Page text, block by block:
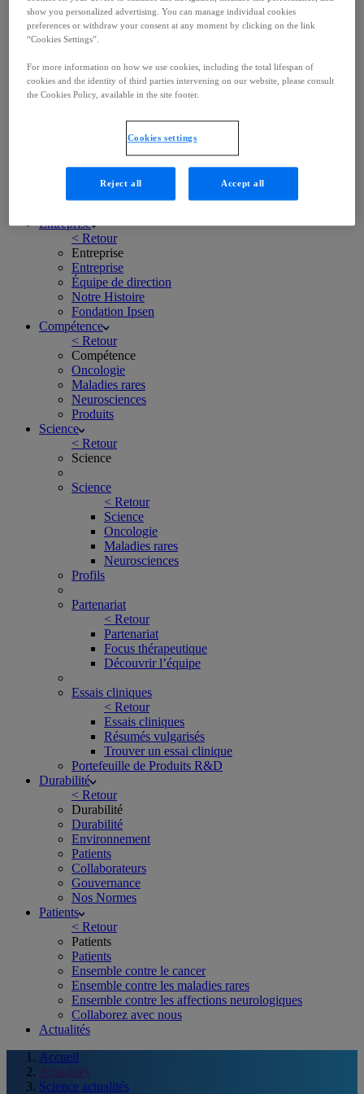
S'abonner
Notations & Obligations
Carrières
< Retour
Carrières
Carrières
Travailler chez Ipsen
Offres d'emploi
Contacts
Contacts
Entreprise
< Retour
Entreprise
Entreprise
Équipe de direction
Notre Histoire
Fondation Ipsen
Compétence
< Retour
Compétence
Oncologie
Maladies rares
Neurosciences
Produits
Science
< Retour
Science
Science
< Retour
Science
Oncologie
Maladies rares
Neurosciences
Profils
Partenariat
< Retour
Partenariat
Focus thérapeutique
Découvrir l’équipe
Essais cliniques
< Retour
Essais cliniques
Résumés vulgarisés
Trouver un essai clinique
Portefeuille de Produits R&D
Durabilité
< Retour
Durabilité
Durabilité
Environnement
Patients
Collaborateurs
Gouvernance
Nos Normes
Patients
< Retour
Patients
Patients
Ensemble contre le cancer
Ensemble contre les maladies rares
Ensemble contre les affections neurologiques
Collaborez avec nous
Actualités
Accueil
Actualités
Science actualités
show you personalized advertising. You can manage individual cookies
preferences or withdraw your consent at any moment by clicking on the link
“Cookies Settings”.
For more information on how we use cookies, including the total lifespan of
cookies and the identity of third parties intervening on our website, please consult
the Cookies Policy, available in the site footer.
Cookies settings
Reject all Accept all